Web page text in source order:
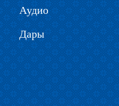
Аудио
Дары